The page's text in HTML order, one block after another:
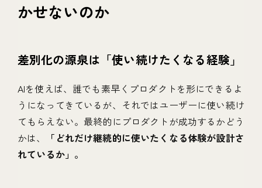
かせないのか
差別化の源泉は「使い続けたくなる経験」
AIを使えば、誰でも素早くプロダクトを形にできるよ
うになってきているが、それではユーザーに使い続け
てもらえない。最終的にプロダクトが成功するかどう
かは、
「どれだけ継続的に使いたくなる体験が設計さ
れているか」。